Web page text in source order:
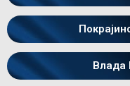
Влада